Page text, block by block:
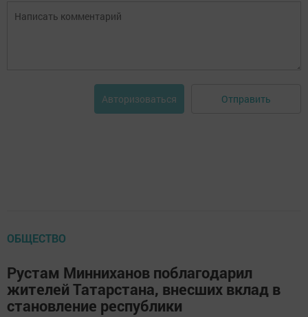
Авторизоваться Отправить
ОБЩЕСТВО
Рустам Минниханов поблагодарил
жителей Татарстана, внесших вклад в
становление республики